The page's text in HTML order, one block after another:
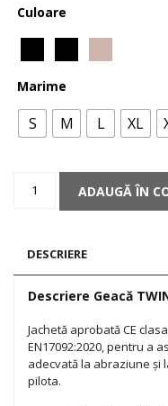
Culoare
Marime
S M L XL
Geacă
ADAUGĂ ÎN
DESCRIERE
Descriere Geacă
Jachetă aprobată CE
EN17092:2020, pentru a
adecvată la abraziune și
pilota.